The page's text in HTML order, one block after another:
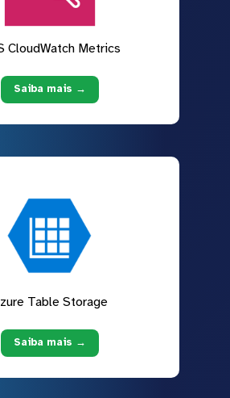
CloudWatch Metrics
Saiba mais →
Table Storage
Saiba mais →